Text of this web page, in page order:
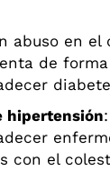
abuso en el
de
hipertensión
con el